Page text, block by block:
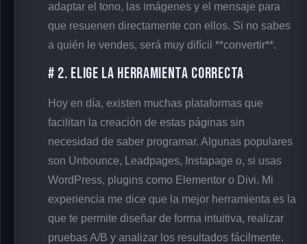
adaptar el tono, las imágenes y el mensaje para
que resuenen directamente con ellos. Si no sabes
a quién le vendes, será muy difícil **convertir**.
# 2. Elige la Herramienta Correcta
Hoy en día, existen muchas plataformas que
facilitan la creación de estas páginas sin
necesidad de saber programar. Algunas populares
son Unbounce, Leadpages, Instapage o, si usas
WordPress, plugins como Elementor o Divi. Mi
experiencia me dice que la mejor herramienta es la
que te permite diseñar de forma intuitiva, realizar
pruebas A/B y analizar los resultados fácilmente.